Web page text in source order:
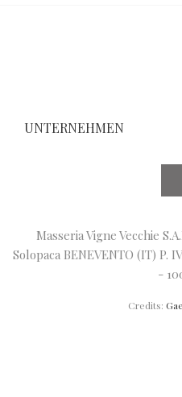
UNTERNEHMEN
Masseria Vigne Vecchie
Solopaca BENEVENTO (IT) P.
-
Credits: